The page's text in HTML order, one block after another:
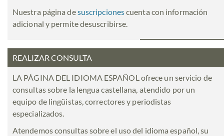
Nuestra página desuscripcionescuenta con información
adicional y permite desuscribirse.
REALIZAR CONSULTA
LA PÁGINA DEL IDIOMA ESPAÑOL ofrece un servicio de
consultas sobre la lengua castellana, atendido por un
equipo de lingüistas, correctores y periodistas
especializados.
Atendemos consultas sobre el uso del idioma español, su